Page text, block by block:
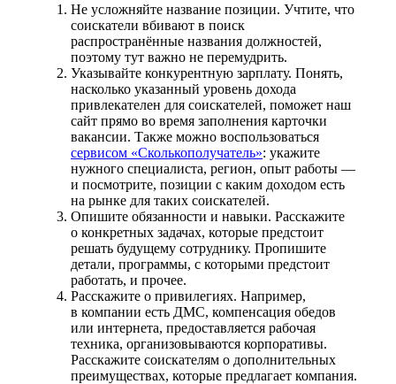
Не усложняйте название позиции. Учтите, что
соискатели вбивают в поиск
распространённые названия должностей,
поэтому тут важно не перемудрить.
Указывайте конкурентную зарплату. Понять,
насколько указанный уровень дохода
привлекателен для соискателей, поможет наш
сайт прямо во время заполнения карточки
вакансии. Также можно воспользоваться
сервисом «Сколькополучатель»: укажите
нужного специалиста, регион, опыт работы —
и посмотрите, позиции с каким доходом есть
на рынке для таких соискателей.
Опишите обязанности и навыки. Расскажите
о конкретных задачах, которые предстоит
решать будущему сотруднику. Пропишите
детали, программы, с которыми предстоит
работать, и прочее.
Расскажите о привилегиях. Например,
в компании есть ДМС, компенсация обедов
или интернета, предоставляется рабочая
техника, организовываются корпоративы.
Расскажите соискателям о дополнительных
преимуществах, которые предлагает компания.